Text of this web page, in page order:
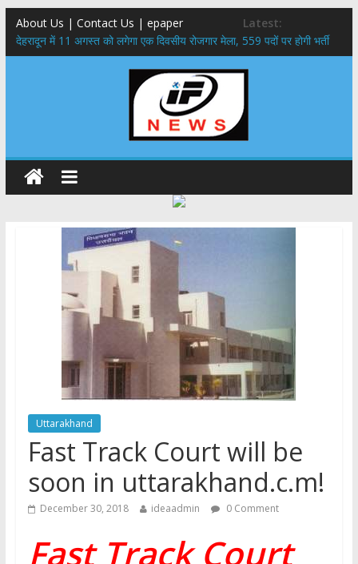
About Us | Contact Us | epaper
Latest:
​देहरादून में 11 अगस्त को लगेगा एक दिवसीय रोजगार मेला, 559 पदों पर होगी भर्ती
459 करोड़ से एचएनबी गढ़वाल विश्वविद्यालय में अनुसंधान संरचना होगी सुदृढ,उच्च
शिक्षा मंत्री धन सिंह रावत ने नवनियुक्त केन्द्रीय शिक्षा मंत्री से की मुलाकात
मुख्यमंत्री से महानिदेशक एनसीसी ने की शिष्टाचार भेंट,उत्तराखण्ड में एनसीसी के
विस्तार एवं आधुनिक आधारभूत संरचना के विकास पर हुई महत्वपूर्ण चर्चा
एमडीडीए बोर्ड बैठक, देहरादून और मसूरी के विकास के लिए 25 बड़े प्रस्तावों को मिली
बुजुर्ग-दिव्यांगों के घर जाएंगे बीएलओ, करेंगे नोटिसों का निस्तारण
Uttarakhand
Fast Track Court will be
soon in uttarakhand.c.m!
December 30, 2018 ideaadmin 0 Comment
Fast Track Court